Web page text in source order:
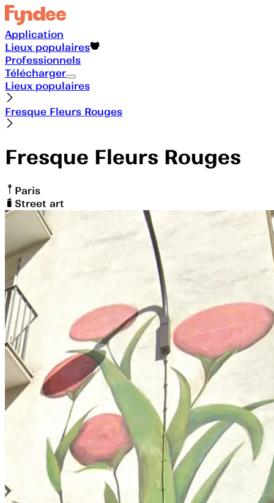
Application
Lieux populaires
Professionnels
Télécharger
Lieux populaires
Fresque Fleurs Rouges
Fresque Fleurs Rouges
Paris
Street art